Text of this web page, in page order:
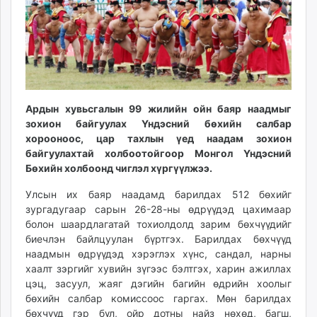
ikon.mn
mnb.mn
Livetv.mn
Eguur.mn
24tsag.mn
eagle.mn
ergelt.mn
zarig.mn
today.mn
zuv.mn
mminfo.mn
ugluu.mn
urlag.mn
unen.mn
asu.mn
shudarga.mn
shuurhai.mn
Ардын хувьсгалын 99 жилийн ойн баяр наадмыг
зохион байгуулах Үндэсний бөхийн салбар
хорооноос, цар тахлын үед наадам зохион
байгуулахтай холбоотойгоор Монгол Үндэсний
Бөхийн холбоонд чиглэл хүргүүлжээ.
Улсын их баяр наадамд барилдах 512 бөхийг
зургадугаар сарын 26-28-ны өдрүүдэд цахимаар
болон шаардлагатай тохиолдолд зарим бөхчүүдийг
биечлэн байлцуулан бүртгэх. Барилдах бөхчүүд
наадмын өдрүүдэд хэрэглэх хүнс, сандал, нарны
хаалт зэргийг хувийн зүгээс бэлтгэх, харин ажиллах
цэц, засуул, жаяг дэгийн багийн өдрийн хоолыг
бөхийн салбар комиссоос гаргах. Мөн барилдах
бөхчүүд гэр бүл, ойр дотны найз нөхөд, багш,